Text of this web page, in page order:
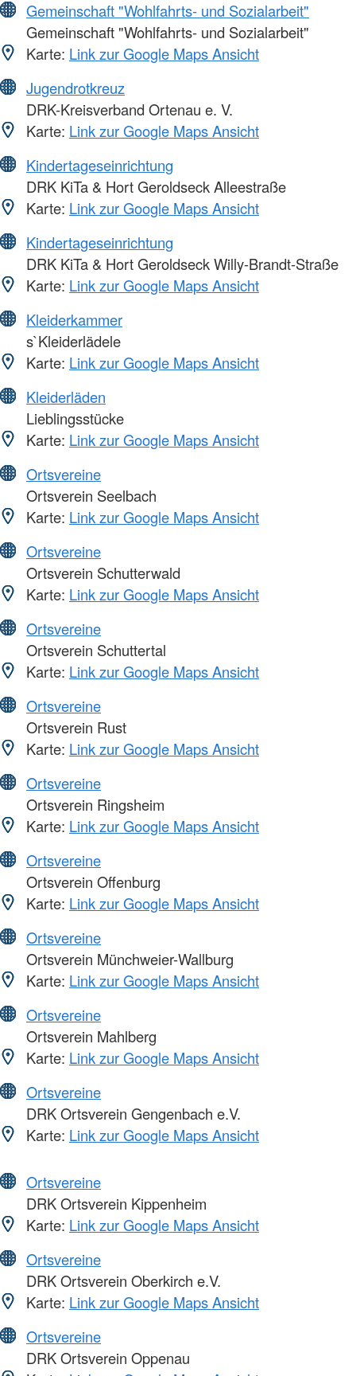
Gemeinschaft "Wohlfahrts- und Sozialarbeit"
Gemeinschaft "Wohlfahrts- und Sozialarbeit"
Karte: Link zur Google Maps Ansicht
Jugendrotkreuz
DRK-Kreisverband Ortenau e. V.
Karte: Link zur Google Maps Ansicht
Kindertageseinrichtung
DRK KiTa & Hort Geroldseck Alleestraße
Karte: Link zur Google Maps Ansicht
Kindertageseinrichtung
DRK KiTa & Hort Geroldseck Willy-Brandt-Straße
Karte: Link zur Google Maps Ansicht
Kleiderkammer
s`Kleiderlädele
Karte: Link zur Google Maps Ansicht
Kleiderläden
Lieblingsstücke
Karte: Link zur Google Maps Ansicht
Ortsvereine
Ortsverein Seelbach
Karte: Link zur Google Maps Ansicht
Ortsvereine
Ortsverein Schutterwald
Karte: Link zur Google Maps Ansicht
Ortsvereine
Ortsverein Schuttertal
Karte: Link zur Google Maps Ansicht
Ortsvereine
Ortsverein Rust
Karte: Link zur Google Maps Ansicht
Ortsvereine
Ortsverein Ringsheim
Karte: Link zur Google Maps Ansicht
Ortsvereine
Ortsverein Offenburg
Karte: Link zur Google Maps Ansicht
Ortsvereine
Ortsverein Münchweier-Wallburg
Karte: Link zur Google Maps Ansicht
Ortsvereine
Ortsverein Mahlberg
Karte: Link zur Google Maps Ansicht
Ortsvereine
DRK Ortsverein Gengenbach e.V.
Karte: Link zur Google Maps Ansicht
Ortsvereine
DRK Ortsverein Kippenheim
Karte: Link zur Google Maps Ansicht
Ortsvereine
DRK Ortsverein Oberkirch e.V.
Karte: Link zur Google Maps Ansicht
Ortsvereine
DRK Ortsverein Oppenau